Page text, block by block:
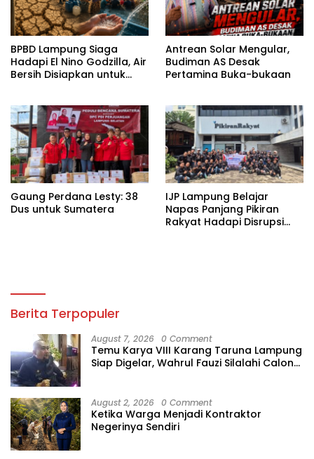
BPBD Lampung Siaga
Hadapi El Nino Godzilla, Air
Bersih Disiapkan untuk
Antrean Solar Mengular,
Budiman AS Desak
Pertamina Buka-bukaan
Gaung Perdana Lesty: 38
Dus untuk Sumatera
IJP Lampung Belajar
Napas Panjang Pikiran
Rakyat Hadapi Disrupsi
Berita Terpopuler
August 7, 2026 0 Comment
Temu Karya VIII Karang Taruna Lampung
Siap Digelar, Wahrul Fauzi Silalahi Calon
August 2, 2026 0 Comment
Ketika Warga Menjadi Kontraktor
Negerinya Sendiri